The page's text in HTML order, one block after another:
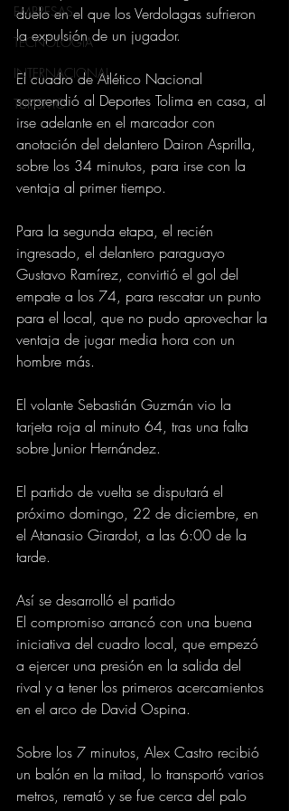
EMPRESAS
TECNOLOGIA
INTERNACIONAL
TURISMO
duelo en el que los Verdolagas sufrieron
la expulsión de un jugador.
El cuadro de Atlético Nacional
sorprendió al Deportes Tolima en casa, al
irse adelante en el marcador con
anotación del delantero Dairon Asprilla,
sobre los 34 minutos, para irse con la
ventaja al primer tiempo.
Para la segunda etapa, el recién
ingresado, el delantero paraguayo
Gustavo Ramírez, convirtió el gol del
empate a los 74, para rescatar un punto
para el local, que no pudo aprovechar la
ventaja de jugar media hora con un
hombre más.
El volante Sebastián Guzmán vio la
tarjeta roja al minuto 64, tras una falta
sobre Junior Hernández.
El partido de vuelta se disputará el
próximo domingo, 22 de diciembre, en
el Atanasio Girardot, a las 6:00 de la
tarde.
Así se desarrolló el partido
El compromiso arrancó con una buena
iniciativa del cuadro local, que empezó
a ejercer una presión en la salida del
rival y a tener los primeros acercamientos
en el arco de David Ospina.
Sobre los 7 minutos, Alex Castro recibió
un balón en la mitad, lo transportó varios
metros, remató y se fue cerca del palo